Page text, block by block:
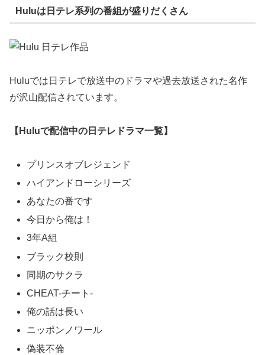
Huluは日テレ系列の番組が盛りだくさん
Huluでは日テレで放送中のドラマや過去放送された名作
が沢山配信されています。
【Huluで配信中の日テレドラマ一覧】
プリンスオブレジェンド
ハイアンドローシリーズ
あなたの番です
今日から俺は！
3年A組
ブラック校則
同期のサクラ
CHEAT-チート-
俺の話は長い
ニッポンノワール
偽装不倫